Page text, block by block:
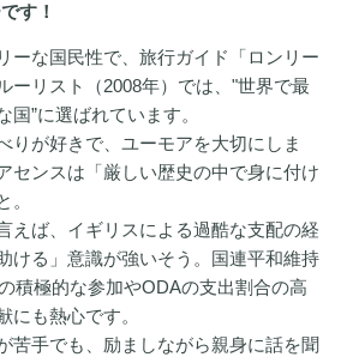
す！
ーな国民性で、旅行ガイド「ロンリー
ーリスト（2008年）では、"世界で最
国”に選ばれています。
りが好きで、ユーモアを大切にしま
センスは「厳しい歴史の中で身に付け
。
えば、イギリスによる過酷な支配の経
ける」意識が強いそう。国連平和維持
積極的な参加やODAの支出割合の高
にも熱心です。
苦手でも、励ましながら親身に話を聞